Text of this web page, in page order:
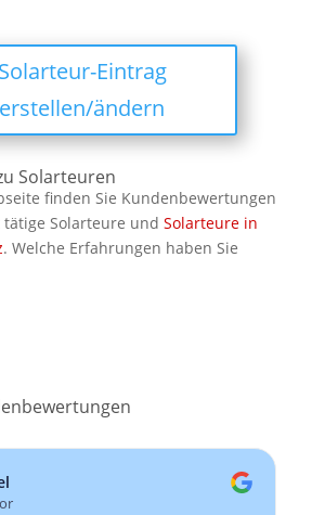
Solarteur-Eintrag
erstellen/ändern
Solarteuren
finden Sie Kundenbewertungen
Solarteure und Solarteure in
. Welche Erfahrungen haben Sie